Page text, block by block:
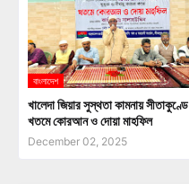
বাংলাদেশ
খালেদা জিয়ার সুস্থতা কামনায় সীতাকুণ্ডে
খতমে কোরআন ও দোয়া মাহফিল
December 02, 2025